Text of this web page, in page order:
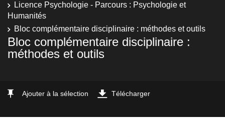
Licence Psychologie - Parcours : Psychologie et
Humanités
Bloc complémentaire disciplinaire : méthodes et outils
Bloc complémentaire disciplinaire :
méthodes et outils
Ajouter à la sélection Télécharger